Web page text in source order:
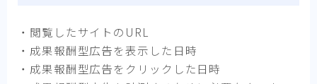
・閲覧したサイトのURL
・成果報酬型広告を表示した日時
・成果報酬型広告をクリックした日時